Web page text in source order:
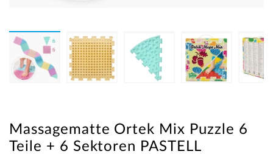
Massagematte Ortek Mix Puzzle 6
Teile + 6 Sektoren PASTELL